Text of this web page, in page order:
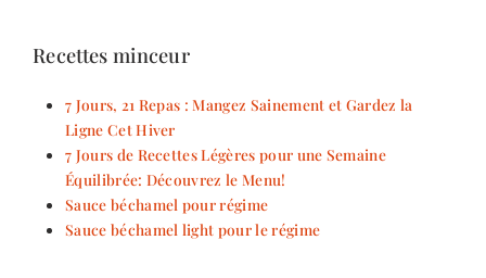
Recettes minceur
7 Jours, 21 Repas : Mangez Sainement et Gardez la
Ligne Cet Hiver
7 Jours de Recettes Légères pour une Semaine
Équilibrée: Découvrez le Menu!
Sauce béchamel pour régime
Sauce béchamel light pour le régime